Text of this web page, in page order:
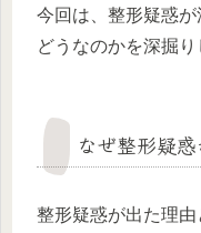
今回は、整形疑惑
どうなのかを深掘り
なぜ整形疑
整形疑惑が出た理